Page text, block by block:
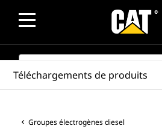
SEARCH
Groupes électrogènes diesel
Téléchargements de produits